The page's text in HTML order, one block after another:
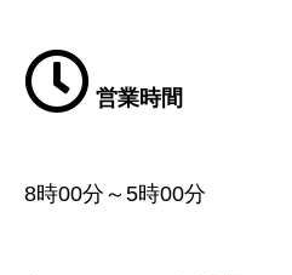
営業時間
8時00分～5時00分